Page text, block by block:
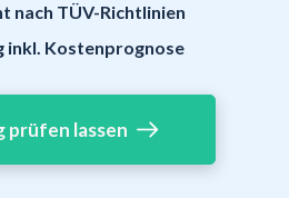
nach TÜV-Richtlinien
Kostenprognose
prüfen lassen